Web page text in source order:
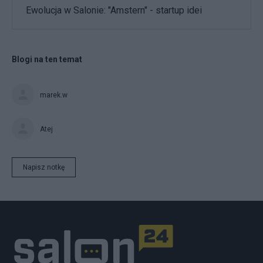
Ewolucja w Salonie: "Amstern" - startup idei
Blogi na ten temat
marek.w
Atej
Napisz notkę